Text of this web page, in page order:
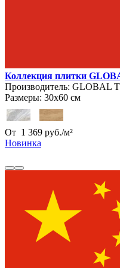
Коллекция плитки
Производитель: GLOBAL
Размеры: 30х60 см
От 1 369 руб./м²
Новинка